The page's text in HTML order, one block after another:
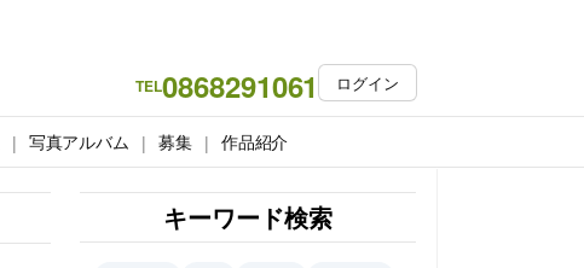
TEL0868291061 ログイン
写真アルバム 募集 作品紹介
キーワード検索